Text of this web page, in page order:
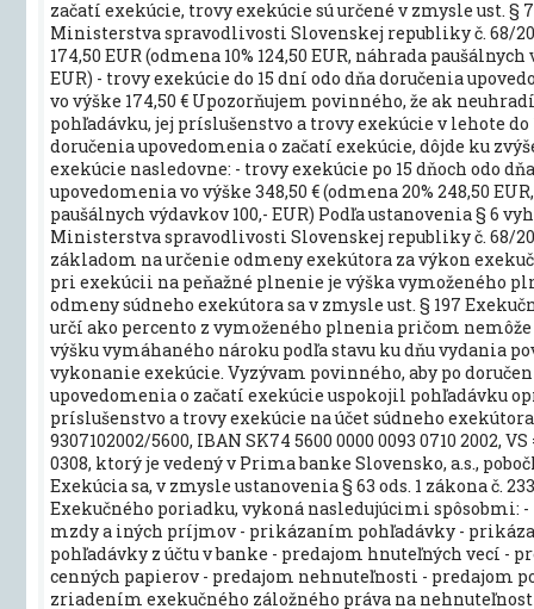
začatí exekúcie, trovy exekúcie sú určené v zmysle ust. §
Ministerstva spravodlivosti Slovenskej republiky č. 68/
174,50 EUR (odmena 10% 124,50 EUR, náhrada
EUR) - trovy exekúcie do 15 dní odo dňa doručenia
vo výške 174,50 € Upozorňujem povinného, že ak
pohľadávku, jej príslušenstvo a trovy exekúcie v lehote do
doručenia upovedomenia o začatí exekúcie, dôjde ku
exekúcie nasledovne: - trovy exekúcie po 15 dňoch odo
upovedomenia vo výške 348,50 € (odmena 20% 248,50
paušálnych výdavkov 100,- EUR) Podľa ustanovenia § 6
Ministerstva spravodlivosti Slovenskej republiky č. 68/
základom na určenie odmeny exekútora za výkon
pri exekúcii na peňažné plnenie je výška vymoženého
odmeny súdneho exekútora sa v zmysle ust. § 197
určí ako percento z vymoženého plnenia pričom
výšku vymáhaného nároku podľa stavu ku dňu vydania
vykonanie exekúcie. Vyzývam povinného, aby po
upovedomenia o začatí exekúcie uspokojil pohľadávku
príslušenstvo a trovy exekúcie na účet súdneho
9307102002/5600, IBAN SK74 5600 0000 0093 0710 2002, VS
0308, ktorý je vedený v Prima banke Slovensko, a.s.,
Exekúcia sa, v zmysle ustanovenia § 63 ods. 1 zákona č.
Exekučného poriadku, vykoná nasledujúcimi spôsobmi:
mzdy a iných príjmov - prikázaním pohľadávky -
pohľadávky z účtu v banke - predajom hnuteľných vecí -
cenných papierov - predajom nehnuteľnosti - predajom
zriadením exekučného záložného práva na